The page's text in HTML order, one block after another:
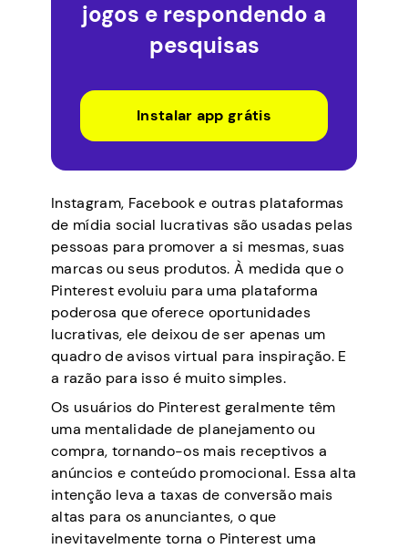
jogos e respondendo a
pesquisas
Instalar app grátis
Instagram, Facebook e outras plataformas
de mídia social lucrativas são usadas pelas
pessoas para promover a si mesmas, suas
marcas ou seus produtos. À medida que o
Pinterest evoluiu para uma plataforma
poderosa que oferece oportunidades
lucrativas, ele deixou de ser apenas um
quadro de avisos virtual para inspiração. E
a razão para isso é muito simples.
Os usuários do Pinterest geralmente têm
uma mentalidade de planejamento ou
compra, tornando-os mais receptivos a
anúncios e conteúdo promocional. Essa alta
intenção leva a taxas de conversão mais
altas para os anunciantes, o que
inevitavelmente torna o Pinterest uma